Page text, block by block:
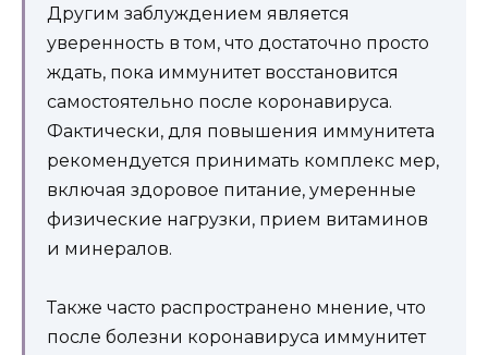
Другим заблуждением является
уверенность в том, что достаточно просто
ждать, пока иммунитет восстановится
самостоятельно после коронавируса.
Фактически, для повышения иммунитета
рекомендуется принимать комплекс мер,
включая здоровое питание, умеренные
физические нагрузки, прием витаминов
и минералов.
Также часто распространено мнение, что
после болезни коронавируса иммунитет